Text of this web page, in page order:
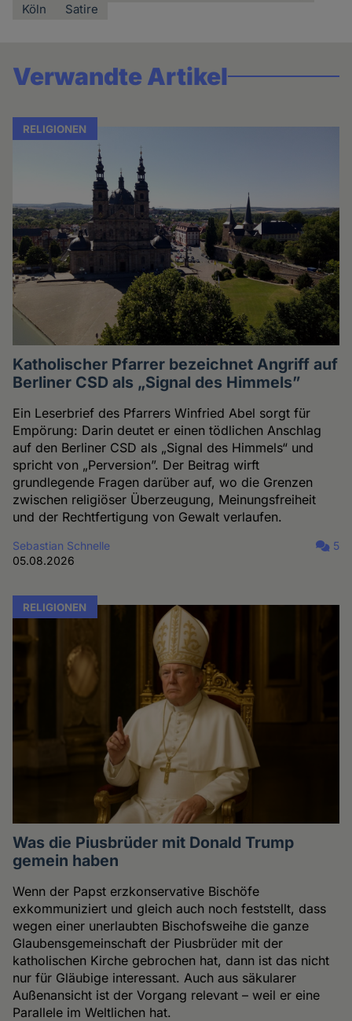
Köln
Satire
Verwandte Artikel
RELIGIONEN
Katholischer Pfarrer bezeichnet Angriff auf
Berliner CSD als „Signal des Himmels”
Ein Leserbrief des Pfarrers Winfried Abel sorgt für
Empörung: Darin deutet er einen tödlichen Anschlag
auf den Berliner CSD als „Signal des Himmels“ und
spricht von „Perversion”. Der Beitrag wirft
grundlegende Fragen darüber auf, wo die Grenzen
zwischen religiöser Überzeugung, Meinungsfreiheit
und der Rechtfertigung von Gewalt verlaufen.
Sebastian Schnelle
05.08.2026
5
RELIGIONEN
Was die Piusbrüder mit Donald Trump
gemein haben
Wenn der Papst erzkonservative Bischöfe
exkommuniziert und gleich auch noch feststellt, dass
wegen einer unerlaubten Bischofsweihe die ganze
Glaubensgemeinschaft der Piusbrüder mit der
katholischen Kirche gebrochen hat, dann ist das nicht
nur für Gläubige interessant. Auch aus säkularer
Außenansicht ist der Vorgang relevant – weil er eine
Parallele im Weltlichen hat.